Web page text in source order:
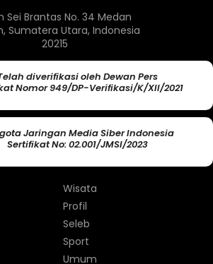
Sei Brantas No. 34 Medan
Sumatera Utara, Indonesia
20215
diverifikasi oleh Dewan Pers
Nomor 949/DP-Verifikasi/K/XII/2021
Jaringan Media Siber Indonesia
Sertifikat No: 02.001/JMSI/2023
Wisata
Profil
Seleb
Sport
Umum